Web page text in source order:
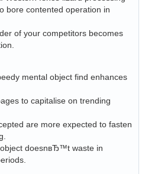
bore contented operation in
of your competitors becomes
mental object find enhances
to capitalise on trending
are more expected to fasten
doesnвЂ™t waste in